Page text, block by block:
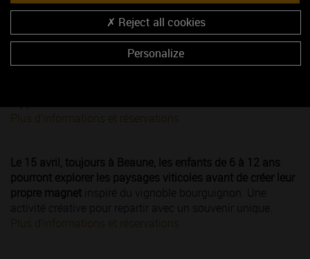
À Beaune, le 8 avril, un atelier invite les enfants à découvrir
les oiseaux présents dans les vignobles bourguignons
Plus d’informations et réservations
Le 15 avril, toujours à Beaune, les enfants de 6 à 12 ans
pourront explorer les paysages viticoles avant de créer leur
propre magnet inspiré du vignoble bourguignon. Une
activité créative pour repartir avec un souvenir unique.
Plus d’informations et réservations
Reject all cookies
Personalize